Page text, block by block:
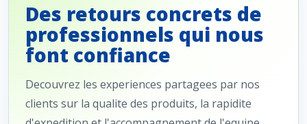
Des retours concrets de
professionnels qui nous
font confiance
Decouvrez les experiences partagees par nos
clients sur la qualite des produits, la rapidite